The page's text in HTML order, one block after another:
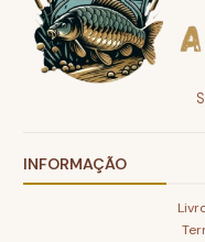
INFORMAÇÃO